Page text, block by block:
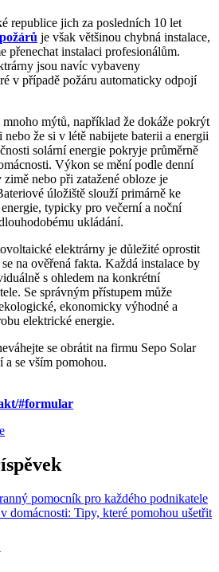
republice jich za posledních 10 let
požárů je však většinou chybná instalace,
přenechat instalaci profesionálům.
jsou navíc vybaveny
v případě požáru automaticky odpojí
mýtů, například že dokáže pokrýt
že si v létě nabijete baterii a energii
solární energie pokryje průměrně
Výkon se mění podle denní
nebo při zatažené obloze je
úložiště slouží primárně ke
typicky pro večerní a noční
ukládání.
elektrárny je důležité oprostit
na ověřená fakta. Každá instalace by
s ohledem na konkrétní
Se správným přístupem může
ekonomicky výhodné a
elektrické energie.
se obrátit na firmu Sepo Solar
a se vším pomohou.
#formular
pomocník pro každého podnikatele
domácnosti: Tipy, které pomohou ušetřit